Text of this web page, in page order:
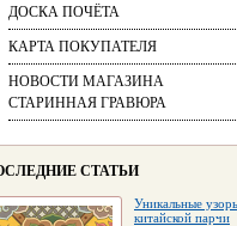
ДОСКА ПОЧЁТА
КАРТА ПОКУПАТЕЛЯ
НОВОСТИ МАГАЗИНА
СТАРИННАЯ ГРАВЮРА
СТАТЬИ
Уникальные
китайской парчи